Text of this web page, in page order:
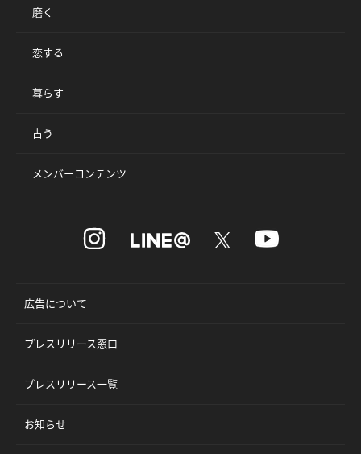
磨く
恋する
暮らす
占う
メンバーコンテンツ
広告について
プレスリリース窓口
プレスリリース一覧
お知らせ